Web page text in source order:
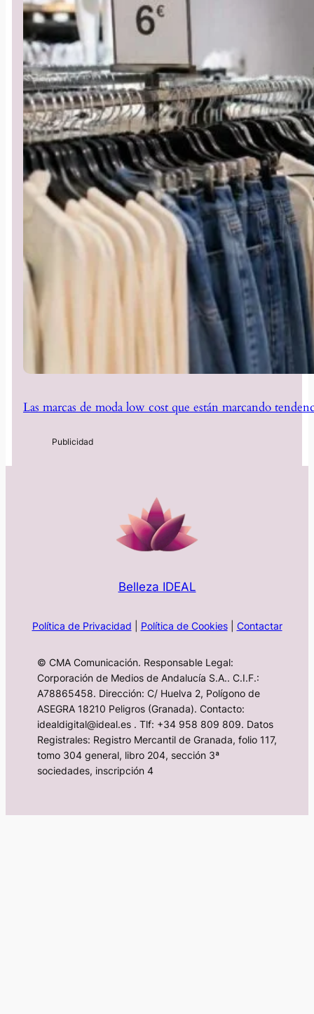
Las marcas de moda low cost que están marcando
Belleza IDEAL
Política de Privacidad Política de Cookies| Contactar
© CMA Comunicación. Responsable Legal:
Corporación de Medios de Andalucía S.A.. C.I.F.:
A78865458. Dirección: C/ Huelva 2, Polígono de
ASEGRA 18210 Peligros (Granada). Contacto:
idealdigital@ideal.es . Tlf: +34 958 809 809. Datos
Registrales: Registro Mercantil de Granada, folio 117,
tomo 304 general, libro 204, sección 3ª
sociedades, inscripción 4